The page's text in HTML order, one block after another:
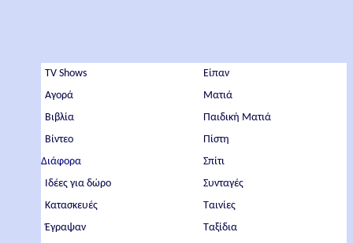
TV Shows
Αγορά
Βιβλία
Βίντεο
Διάφορα
Ιδέες για δώρο
Κατασκευές
Έγραψαν
Είπαν
Ματιά
Παιδική Ματιά
Πίστη
Σπίτι
Συνταγές
Ταινίες
Ταξίδια